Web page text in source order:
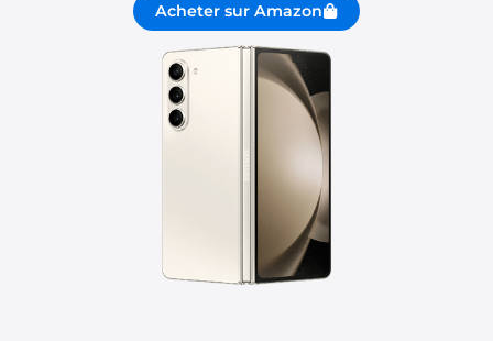
Acheter sur Amazon